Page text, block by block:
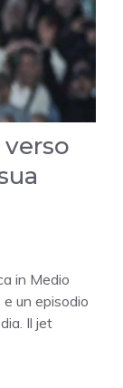
in Medio
un episodio
Il jet